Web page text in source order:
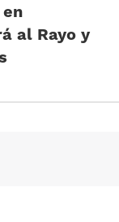
al Rayo y